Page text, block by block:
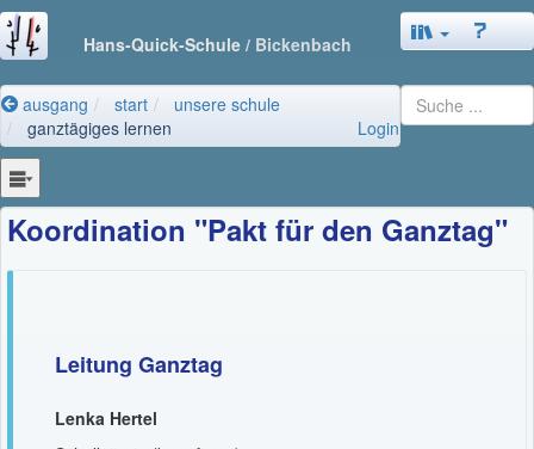
Hans-Quick-Schule / Bickenbach
ausgang start
unsere schule
ganztägiges lernen
Login
Koordination "Pakt für den Ganztag"
Leitung Ganztag
Lenka Hertel